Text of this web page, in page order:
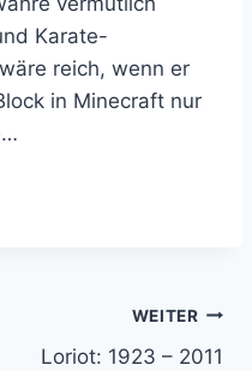
Karate-
reich, wenn er
in Minecraft nur
WEITER
Loriot: 1923 – 2011